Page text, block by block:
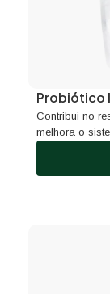
Probiótico
Contribui no
melhora o